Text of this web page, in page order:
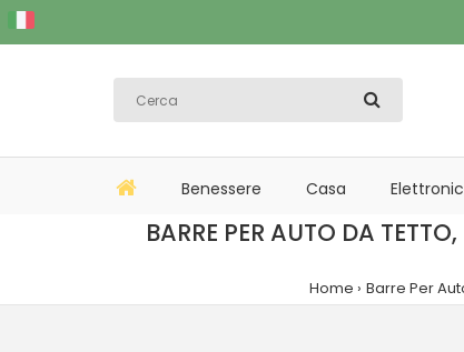
Benessere Casa
BARRE PER AUTO DA
Home Barre Per